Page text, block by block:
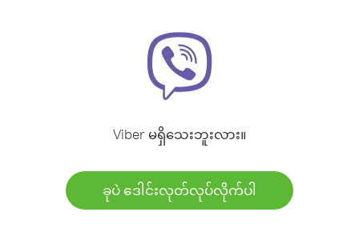
Viber မရှိသေးဘူးလား။
ခုပဲ ဒေါင်းလုတ်လုပ်လိုက်ပါ